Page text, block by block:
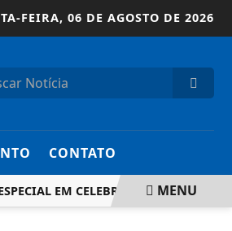
FEIRA, 06 DE AGOSTO DE 2026
CONTATO
EM CELEBRAÇÃO AO DIA DAS
MENU